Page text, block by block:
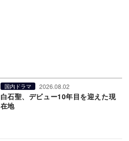
国内ドラマ 2026.08.02
白石聖、デビュー10年目を迎えた現
在地